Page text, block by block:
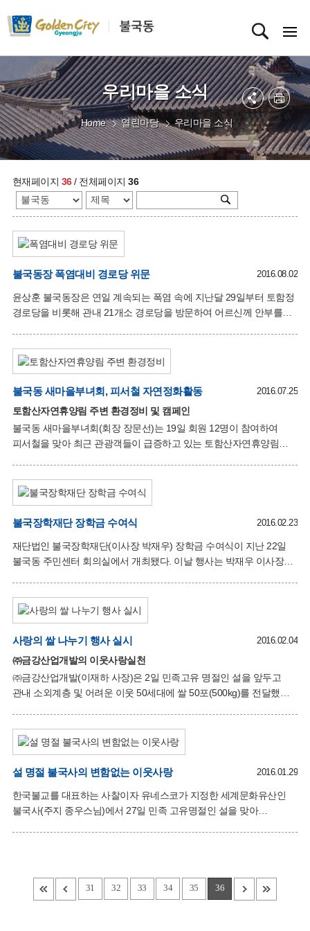
우리마을 소식
Home 열린마당 우리마을 소식
현재페이지 36/ 전체페이지36
불국동장 폭염대비 경로당 위문 2016.08.02
윤상훈 불국동장은 연일 계속되는 폭염 속에 지난달 29일부터 토함정
경로당을 비롯해 관내 21개소 경로당을 방문하여 어르신께 안부를
어르신들의 건강을 살폈으며, 오후 정오부터 한낮 무더위에는
영농이나 외출 등을 자제하고 무더위 쉼터로 지정된 경로당을 많이
이용해 줄 것을 홍보했다. 또한 당분간 무더위가 계속 이어질
있는 건강유지 방법 등을 안내하고 폭염에도 건강하고 행복하게
지내시기를 기원하며, 경로당 이용에 건의사항 등을 청취했다.
어르신들은 “바쁜 업무에도 늘 잊지 않고 경로당을 방문하여
불편사항을 청취․개선하여 주어
불국동 새마을부녀회, 피서철 자연정화활동 2016.07.25
토함산자연휴양림 주변 환경정비 및 캠페인
불국동 새마을부녀회(회장 장문선)는 19일 회원 12명이 참여하여
피서철을 맞아 최근 관광객들이 급증하고 있는 토함산자연휴양림
쓰레기 수거활동을 펼쳤다. 또한 차량통행이 많은 토함산 삼거리에
환경정화 현수막을 설치하고 자연정화 캠페인을 실시하였다. 장문선
새마을부녀회장은 “여름 휴가철을 맞아 세계문화유산인 불국사,
바란다”고 전했다.
불국장학재단 장학금 수여식 2016.02.23
재단법인 불국장학재단(이사장 박재우) 장학금 수여식이 지난 22일
불국동 주민센터 회의실에서 개최됐다. 이날 행사는 박재우 이사장과
장학금을 전달했다. 불국장학재단은 지역사회 및 국가발전에
이바지할 인재를 육성하는데 기여코자 이사장이 사재를 출연, 1993년
7월에 설립되어 현재까지 23회에 걸쳐 지역 중․ 고․대학생 387명에게
“어려운 여건속에서 지역 인재육성에 힘써주시는 불국장학재단에
감사의 뜻을 전하고, 내고장 발전을 위해 자신이 처한 자리에서
최선을 다하라는 박재우 이사장의 뜻을 마음깊이 새겨, 앞으로
사랑의 쌀 나누기 행사 실시 2016.02.04
㈜금강산업개발의 이웃사랑실천
㈜금강산업개발(이재하 사장)은 2일 민족고유 명절인 설을 앞두고
관내 소외계층 및 어려운 이웃 50세대에 쌀 50포(500kg)를 전달했다.
있으며, 이번 쌀 나누기행사 외에도 소년소녀가정지원, 독거노인지원
등 지역민을 위해 지속적인 선행을 이어오고 있는 모범적인 기업으로
타 기업의 본보기가 되고 있다. 윤상훈 불국동장은 “어려운 이웃들이
이재하 사장님을 비롯한 직원들의 따뜻한 마음에 감사를 전하며
앞으로도 지속적으로 봉사해주실 것”을 당부했다.
설 명절 불국사의 변함없는 이웃사랑 2016.01.29
한국불교를 대표하는 사찰이자 유네스코가 지정한 세계문화유산인
불국사(주지 종우스님)에서 27일 민족 고유명절인 설을 맞아
어김없이 독거노인 등 지역의 복지사각지대 사랑을 베풀어 오고 있다.
종우스님은 “붉은 원숭이해를 맞아 명절 설에 힘들게 지내시는 어려운
31 32 33 34 35 36